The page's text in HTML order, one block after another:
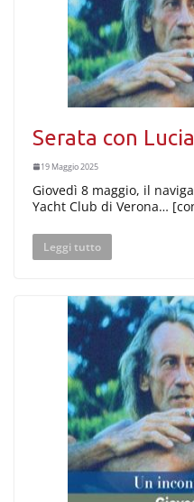
Serata con
19 Maggio 2025
Giovedì 8 maggio, il
Yacht Club di Verona…
Leggi tutto